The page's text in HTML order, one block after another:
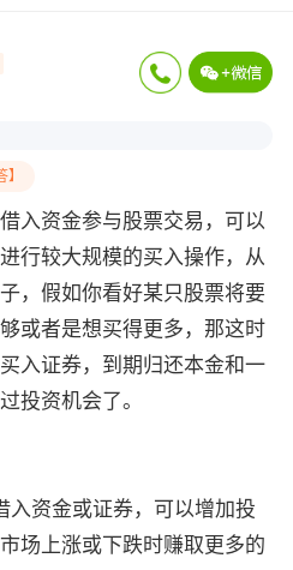
入资金参与股票交易，可以
行较大规模的买入操作，从
，假如你看好某只股票将要
或者是想买得更多，那这时
入证券，到期归还本金和一
投资机会了。
入资金或证券，可以增加投
场上涨或下跌时赚取更多的